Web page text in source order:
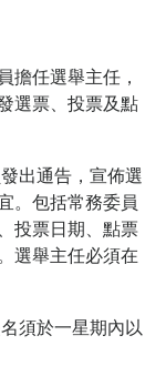
任選舉主任，
選票、投票及點
通告，宣佈選
。包括常務委員
投票日期、點票
選舉主任必須在
於一星期內以